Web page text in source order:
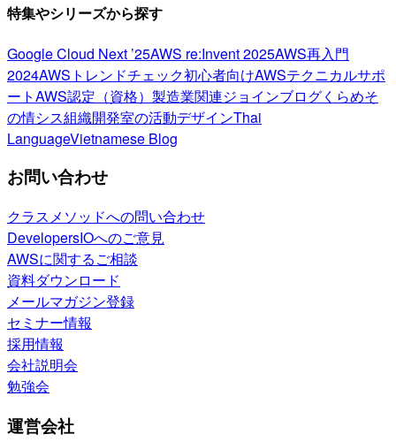
特集やシリーズから探す
Google Cloud Next ’25AWS re:Invent 2025AWS再入門
2024AWSトレンドチェック初心者向けAWSテクニカルサポ
ートAWS認定（資格） 製造業関連ジョインブログくらめそ
の情シス組織開発室の活動デザインThai
LanguageVietnamese Blog
お問い合わせ
クラスメソッドへの問い合わせ
DevelopersIOへのご意見
AWSに関するご相談
資料ダウンロード
メールマガジン登録
セミナー情報
採用情報
会社説明会
勉強会
運営会社